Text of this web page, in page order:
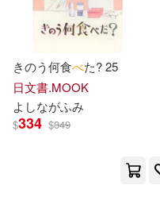
きのう何食べた? 25
日文書.MOOK
よしながふみ
$334 $349